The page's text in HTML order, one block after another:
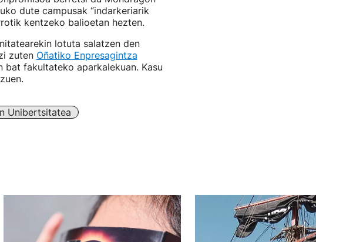
dute campusak “indarkeriarik
kentzeko balioetan hezten.
lotuta salatzen den
zuten Oñatiko Enpresagintza
fakultateko aparkalekuan. Kasu
Unibertsitatea